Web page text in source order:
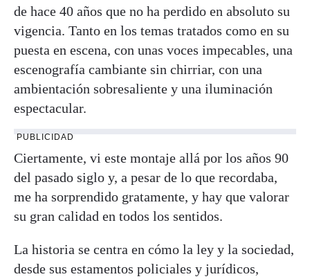
de hace 40 años que no ha perdido en absoluto su
vigencia. Tanto en los temas tratados como en su
puesta en escena, con unas voces impecables, una
escenografía cambiante sin chirriar, con una
ambientación sobresaliente y una iluminación
espectacular.
PUBLICIDAD
Ciertamente, vi este montaje allá por los años 90
del pasado siglo y, a pesar de lo que recordaba,
me ha sorprendido gratamente, y hay que valorar
su gran calidad en todos los sentidos.
La historia se centra en cómo la ley y la sociedad,
desde sus estamentos policiales y jurídicos,